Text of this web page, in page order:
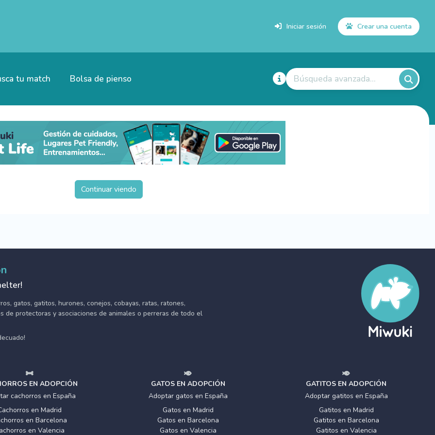
Iniciar sesión Crear una cuenta
tu match Bolsa de pienso Búsqueda avanzada...
Continuar viendo
gatos, gatitos, hurones, conejos, cobayas, ratas, ratones,
de protectoras y asociaciones de animales o perreras de todo el
EN ADOPCIÓN
cachorros en España
en Madrid
en Barcelona
en Valencia
GATOS EN ADOPCIÓN
Adoptar gatos en España
Gatos en Madrid
Gatos en Barcelona
Gatos en Valencia
GATITOS EN ADOPCIÓN
Adoptar gatitos en España
Gatitos en Madrid
Gatitos en Barcelona
Gatitos en Valencia